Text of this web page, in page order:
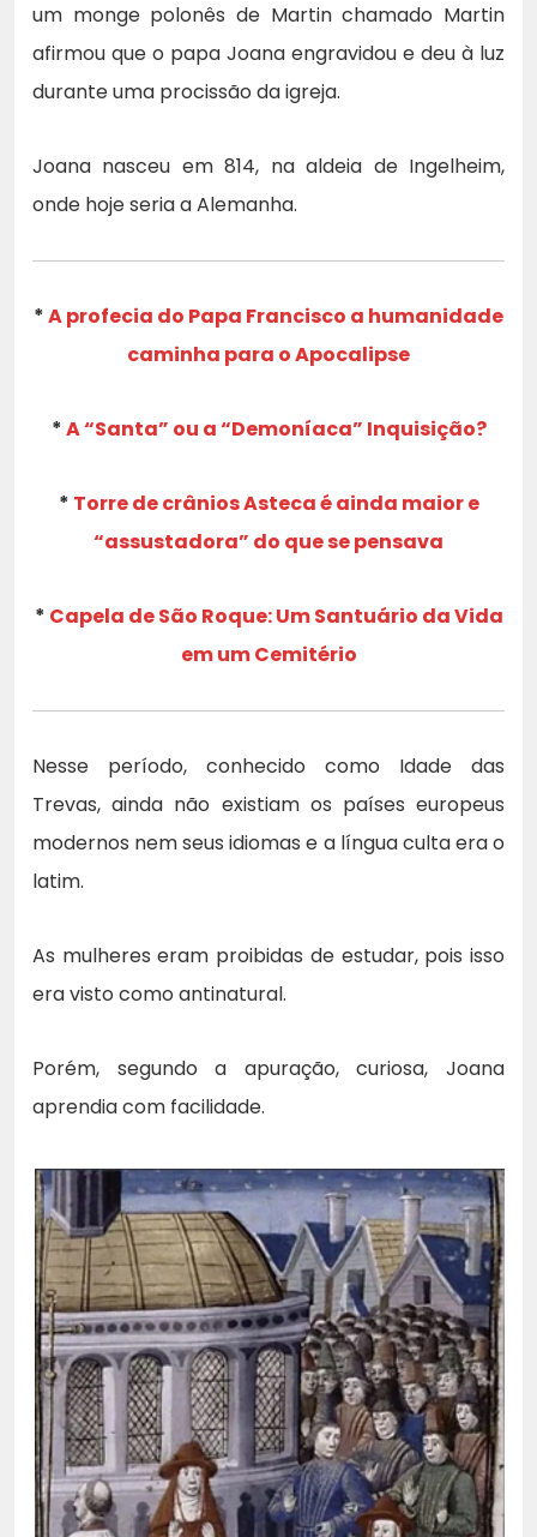
um monge polonês de Martin chamado Martin
afirmou que o papa Joana engravidou e deu à luz
durante uma procissão da igreja.
Joana nasceu em 814, na aldeia de Ingelheim,
onde hoje seria a Alemanha.
*A profecia do Papa Francisco a humanidade
caminha para o Apocalipse
*A “Santa” ou a “Demoníaca” Inquisição?
* Torre de crânios Asteca é ainda maior e
“assustadora” do que se pensava
* Capela de São Roque: Um Santuário da Vida
em um Cemitério
Nesse período, conhecido como Idade das
Trevas, ainda não existiam os países europeus
modernos nem seus idiomas e a língua culta era o
latim.
As mulheres eram proibidas de estudar, pois isso
era visto como antinatural.
Porém, segundo a apuração, curiosa, Joana
aprendia com facilidade.